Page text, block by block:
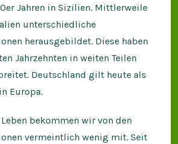
Jahren in Sizilien. Mittlerweile
unterschiedliche
herausgebildet. Diese haben
Jahrzehnten in weiten Teilen
Deutschland gilt heute als
Europa.
bekommen wir von den
vermeintlich wenig mit. Seit